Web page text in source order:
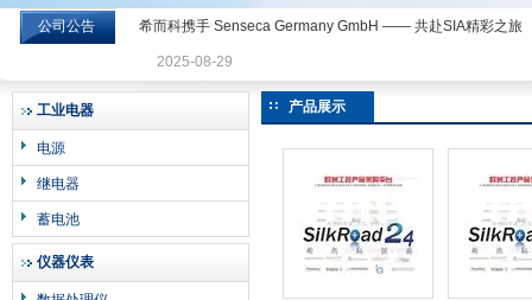
希而科工业控制设备有限公司
公司公告 希而科携手 Senseca Germany GmbH —— 共赴SIA精彩之旅
2025-08-29
工业电器
电源
继电器
蓄电池
仪器仪表
产品展示